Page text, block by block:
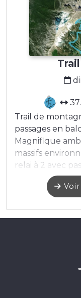
Trail de
passages en
Magnifique
massifs
relai à 2 avec